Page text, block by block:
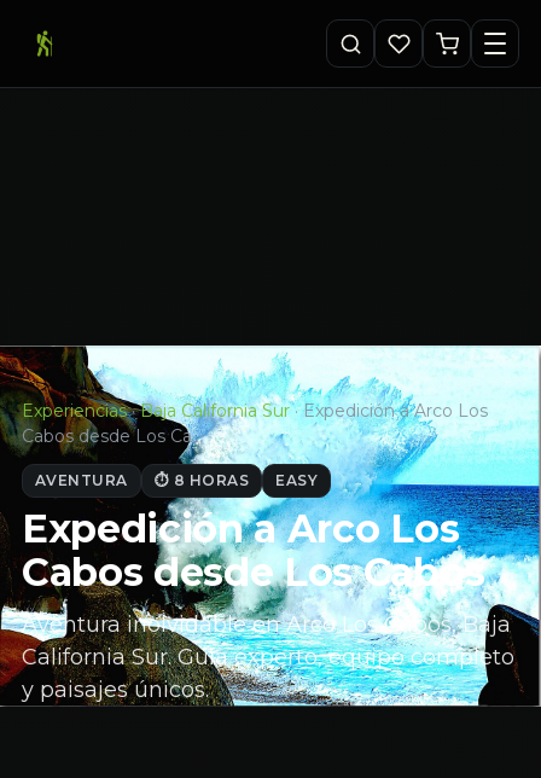
Experiencias · Baja California Sur · Expedición a Arco Los
Cabos desde Los Ca…
AVENTURA ⏱ 8 HORAS EASY
Expedición a Arco Los
Cabos desde Los Cabos
Aventura inolvidable en Arco Los Cabos, Baja
California Sur. Guía experto, equipo completo
y paisajes únicos.